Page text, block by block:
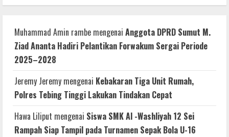
Muhammad Amin rambe mengenai Anggota DPRD Sumut M.
Ziad Ananta Hadiri Pelantikan Forwakum Sergai Periode
2025–2028
Jeremy Jeremy mengenai Kebakaran Tiga Unit Rumah,
Polres Tebing Tinggi Lakukan Tindakan Cepat
Hawa Liliput mengenai Siswa SMK Al -Washliyah 12 Sei
Rampah Siap Tampil pada Turnamen Sepak Bola U-16